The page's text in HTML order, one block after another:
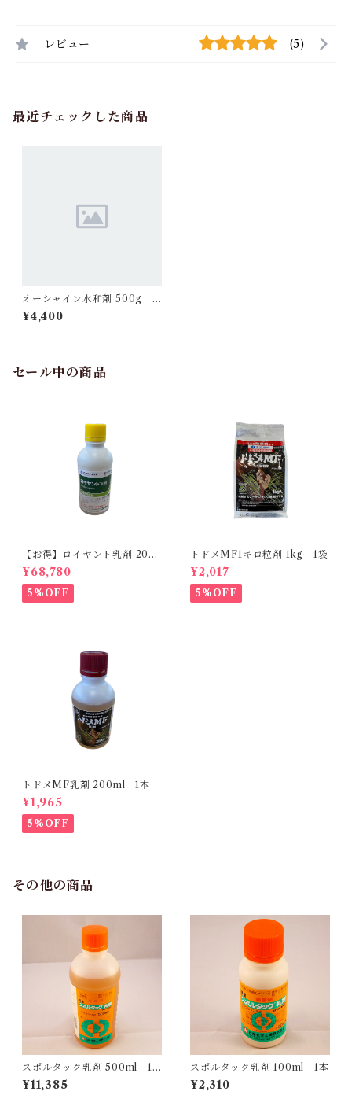
レビュー (5)
最近チェックした商品
オーシャイン水和剤 500g 1
袋
¥4,400
セール中の商品
【お得】ロイヤント乳剤 200
ml 【1箱】20本入
¥68,780
5%OFF
トドメMF1キロ粒剤 1kg 1袋
¥2,017
5%OFF
トドメMF乳剤 200ml 1本
¥1,965
5%OFF
その他の商品
スポルタック乳剤 500ml 1
本
¥11,385
スポルタック乳剤 100ml 1本
¥2,310